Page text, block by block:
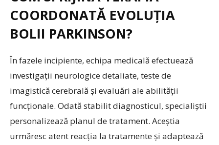
COORDONATĂ EVOLUȚIA
BOLII PARKINSON?
În fazele incipiente, echipa medicală efectuează
investigații neurologice detaliate, teste de
imagistică cerebrală și evaluări ale abilității
funcționale. Odată stabilit diagnosticul, specialiștii
personalizează planul de tratament. Aceștia
urmăresc atent reacția la tratamente și adaptează